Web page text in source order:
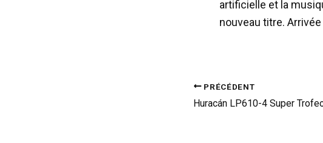
artificielle et la
nouveau titre.
PRÉCÉDENT